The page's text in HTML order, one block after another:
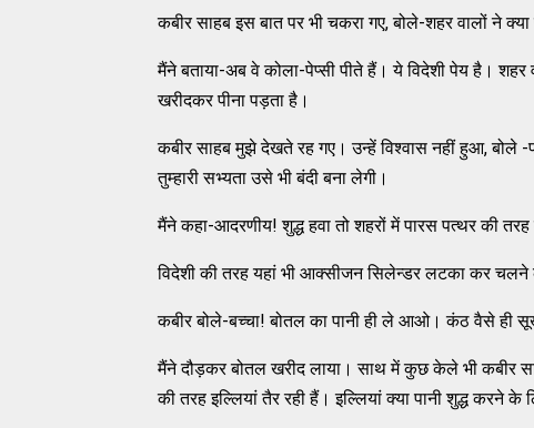
कबीर साहब इस बात पर भी चकरा गए, बोले-शहर वालों ने क्या
मैंने बताया-अब वे कोला-पेप्सी पीते हैं। ये विदेशी पेय है। शहर
खरीदकर पीना पड़ता है।
कबीर साहब मुझे देखते रह गए। उन्हें विश्वास नहीं हुआ, बोले -
तुम्हारी सभ्यता उसे भी बंदी बना लेगी।
मैंने कहा-आदरणीय! शुद्ध हवा तो शहरों में पारस पत्थर की
विदेशी की तरह यहां भी आक्सीजन सिलेन्डर लटका कर चलने
कबीर बोले-बच्चा! बोतल का पानी ही ले आओ। कंठ वैसे ही
मैंने दौड़कर बोतल खरीद लाया। साथ में कुछ केले भी कबीर
की तरह इल्लियां तैर रही हैं। इल्लियां क्या पानी शुद्ध करने के